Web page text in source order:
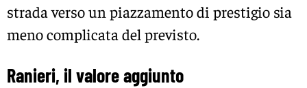
strada verso un piazzamento di prestigio sia
meno complicata del previsto.
Ranieri, il valore aggiunto